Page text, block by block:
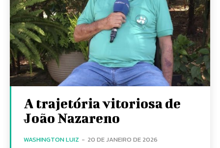
A trajetória vitoriosa de
João Nazareno
WASHINGTON LUIZ - 20 DE JANEIRO DE 2026